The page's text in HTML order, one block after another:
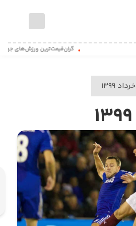
گران‌قیمت‌ترین ورزش‌های جهان
خرداد ۱۳۹۹